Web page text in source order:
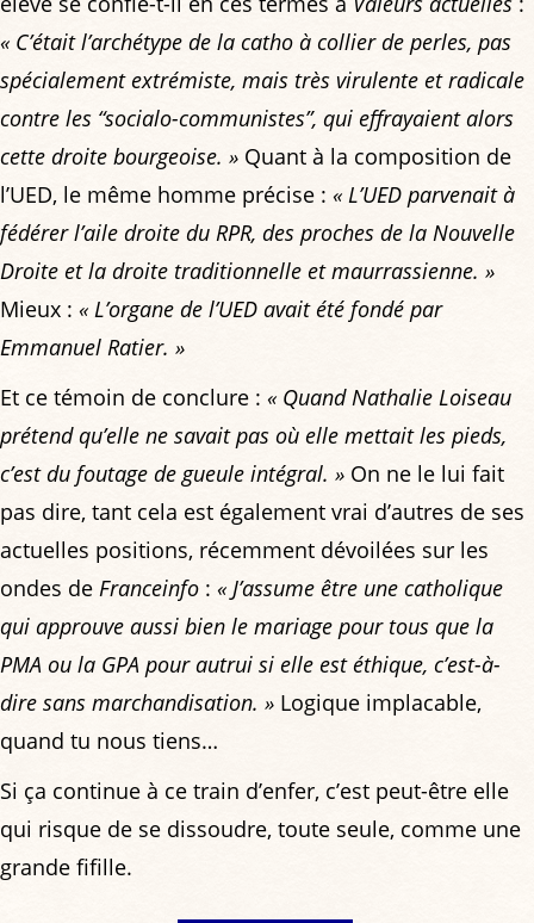
« C’était l’archétype de la catho à collier de perles, pas
spécialement extrémiste, mais très virulente et radicale
contre les “socialo-communistes”, qui effrayaient alors
cette droite bourgeoise. » Quant à la composition de
l’UED, le même homme précise : « L’UED parvenait à
fédérer l’aile droite du RPR, des proches de la Nouvelle
Droite et la droite traditionnelle et maurrassienne. »
Mieux : « L’organe de l’UED avait été fondé par
Emmanuel Ratier. »
Et ce témoin de conclure : « Quand Nathalie Loiseau
prétend qu’elle ne savait pas où elle mettait les pieds,
c’est du foutage de gueule intégral. » On ne le lui fait
pas dire, tant cela est également vrai d’autres de ses
actuelles positions, récemment dévoilées sur les
ondes de Franceinfo : « J’assume être une catholique
qui approuve aussi bien le mariage pour tous que la
PMA ou la GPA pour autrui si elle est éthique, c’est-à-
dire sans marchandisation. » Logique implacable,
quand tu nous tiens…
Si ça continue à ce train d’enfer, c’est peut-être elle
qui risque de se dissoudre, toute seule, comme une
grande fifille.